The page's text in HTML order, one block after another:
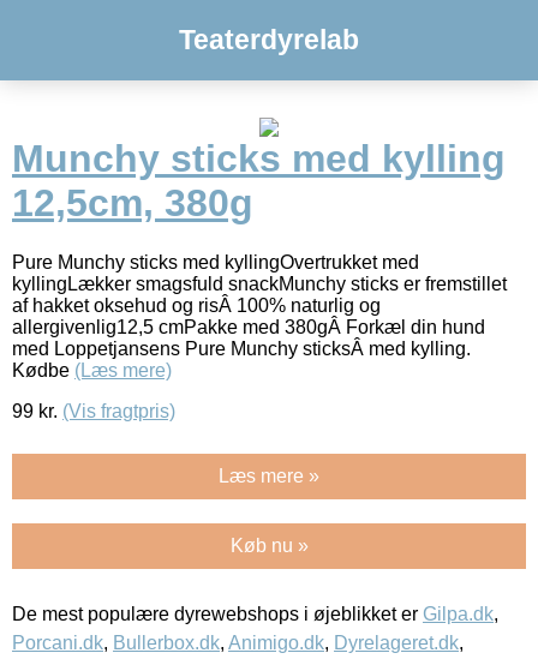
Teaterdyrelab
Munchy sticks med kylling
12,5cm, 380g
Pure Munchy sticks med kyllingOvertrukket med
kyllingLækker smagsfuld snackMunchy sticks er fremstillet
af hakket oksehud og risÂ 100% naturlig og
allergivenlig12,5 cmPakke med 380gÂ Forkæl din hund
med Loppetjansens Pure Munchy sticksÂ med kylling.
Kødbe (Læs mere)
99 kr. (Vis fragtpris)
Læs mere »
Køb nu »
De mest populære dyrewebshops i øjeblikket er Gilpa.dk,
Porcani.dk, Bullerbox.dk, Animigo.dk, Dyrelageret.dk,